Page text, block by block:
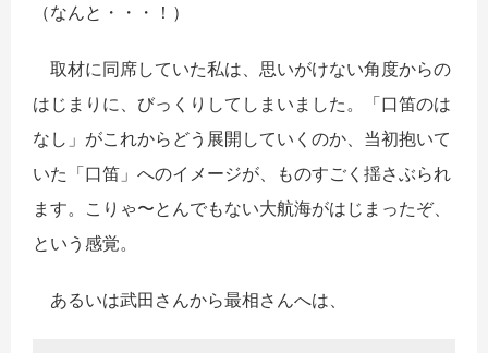
（なんと・・・！）
取材に同席していた私は、思いがけない角度からの
はじまりに、びっくりしてしまいました。「口笛のは
なし」がこれからどう展開していくのか、当初抱いて
いた「口笛」へのイメージが、ものすごく揺さぶられ
ます。こりゃ〜とんでもない大航海がはじまったぞ、
という感覚。
あるいは武田さんから最相さんへは、